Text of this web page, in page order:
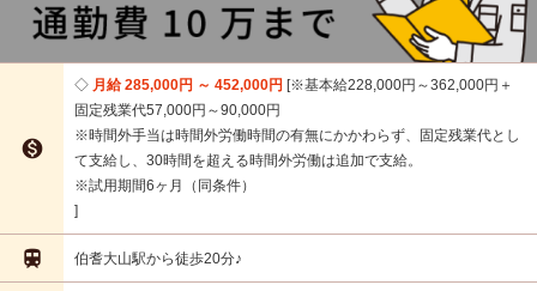

月給 285,000円 ～ 452,000円 ※基本給228,000円～362,000円＋
固定残業代57,000円～90,000円
※時間外手当は時間外労働時間の有無にかかわらず、固定残業代とし
て支給し、30時間を超える時間外労働は追加で支給。
※試用期間6ヶ月（同条件）
 伯耆大山駅から徒歩20分♪